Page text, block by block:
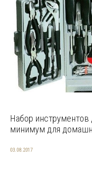
Набор
минимум для
03.08.2017